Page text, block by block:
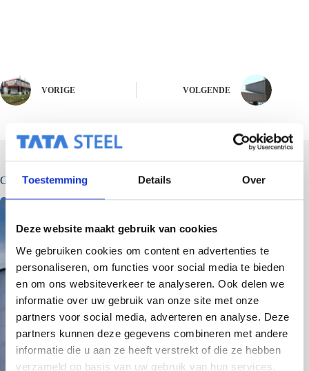
Toestemming Details Over
Deze website maakt gebruik van cookies
We gebruiken cookies om content en advertenties te
personaliseren, om functies voor social media te bieden
en om ons websiteverkeer te analyseren. Ook delen we
informatie over uw gebruik van onze site met onze
partners voor social media, adverteren en analyse. Deze
partners kunnen deze gegevens combineren met andere
informatie die u aan ze heeft verstrekt of die ze hebben
verzameld op basis van uw gebruik van hun services.
VORIGE VOLGENDE
Gerelateerde berichten